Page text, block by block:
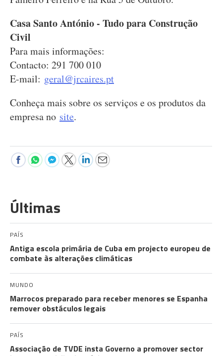
Casa Santo António - Tudo para Construção
Civil
Para mais informações:
Contacto: 291 700 010
E-mail: geral@jrcaires.pt
Conheça mais sobre os serviços e os produtos da
empresa no site.
Últimas
PAÍS
Antiga escola primária de Cuba em projecto europeu de
combate às alterações climáticas
MUNDO
Marrocos preparado para receber menores se Espanha
remover obstáculos legais
PAÍS
Associação de TVDE insta Governo a promover sector